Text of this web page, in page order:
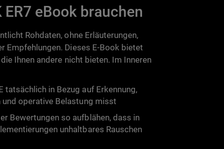
ER7 eBook brauchen
Rohdaten, ohne Erläuterungen,
Empfehlungen. Dieses E-Book bietet
Ihnen andere nicht bieten. Im Inneren
tatsächlich in Bezug auf Erkennung,
und operative Belastung misst
Bewertungen so aufblähen, dass in
unhaltbares Rauschen